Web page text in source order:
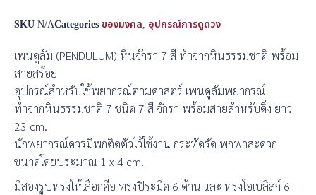
SKUN/ACategoriesของมงคล, อุปกรณ์การดูดวง
เพนดูลัม (PENDULUM) หินจักรา 7 สี ทำจากหินธรรมชาติ พร้อม
สายสร้อย
อุปกรณ์สำหรับใช้พยากรณ์ตามศาสตร์ เพนดูลัมพยากรณ์
ทำจากหินธรรมชาติ 7 ชนิด 7 สี จักรา พร้อมสายสำหรับดิ่ง ยาว
23 cm.
นักพยากรณ์ควรมีพกติดตัวไว้ใช้งาน กระทัดรัด พกพาสะดวก
ขนาดโดยประมาณ 1 x 4 cm.
มีสองรูปทรงให้เลือกคือ ทรงปิระมิด 6 ด้าน และ ทรงโอเบลิสก์ 6